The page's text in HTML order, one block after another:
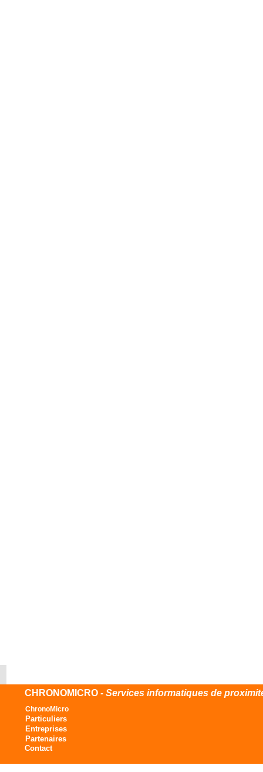
CHRONOMICRO - Services informatiques de
ChronoMicro
Particuliers
Entreprises
Partenaires
Contact